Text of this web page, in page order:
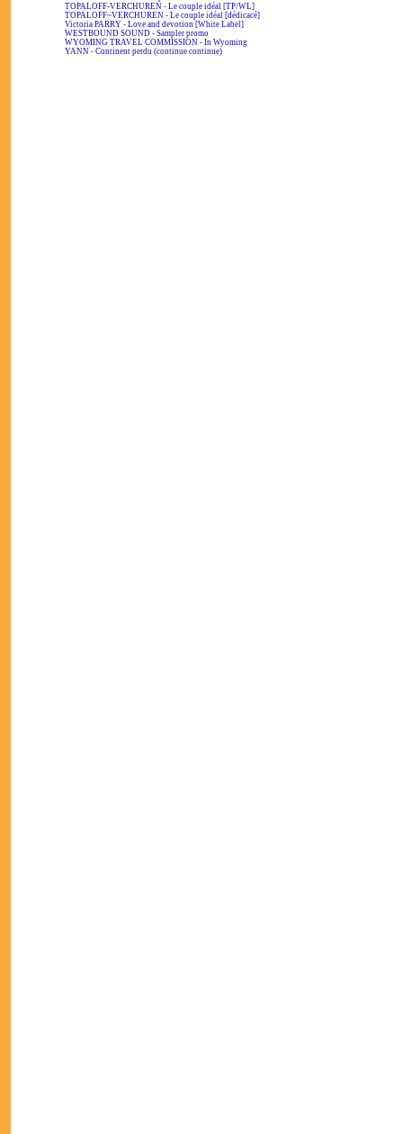
TOPALOFF-VERCHUREN - Le couple idéal [TP/WL]
TOPALOFF~VERCHUREN - Le couple idéal [dédicacé]
Victoria PARRY - Love and devotion [White Label]
WESTBOUND SOUND - Sampler promo
WYOMING TRAVEL COMMISSION - In Wyoming
YANN - Continent perdu (continue continue)